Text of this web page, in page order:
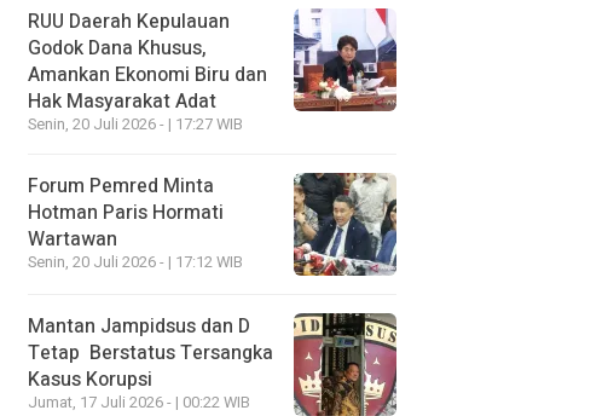
RUU Daerah Kepulauan
Godok Dana Khusus,
Amankan Ekonomi Biru dan
Hak Masyarakat Adat
Senin, 20 Juli 2026 - | 17:27 WIB
Forum Pemred Minta
Hotman Paris Hormati
Wartawan
Senin, 20 Juli 2026 - | 17:12 WIB
Mantan Jampidsus dan D
Tetap Berstatus Tersangka
Kasus Korupsi
Jumat, 17 Juli 2026 - | 00:22 WIB